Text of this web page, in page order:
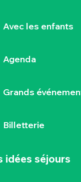
Avec les enfants
Agenda
Grands
Billetterie
idées séjours
expériences
ne rien
la région,
rendez-vous
mystérieuses
Nantais, où
rendez-vous
le Vignoble
richesse du